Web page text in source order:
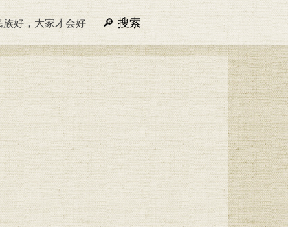
好，大家才会好 搜索